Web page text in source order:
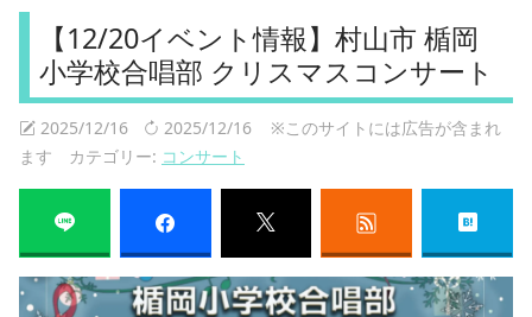
【12/20イベント情報】村山市 楯岡
小学校合唱部 クリスマスコンサート
2025/12/16 2025/12/16 ※このサイトには広告が含まれ
ます カテゴリー: コンサート